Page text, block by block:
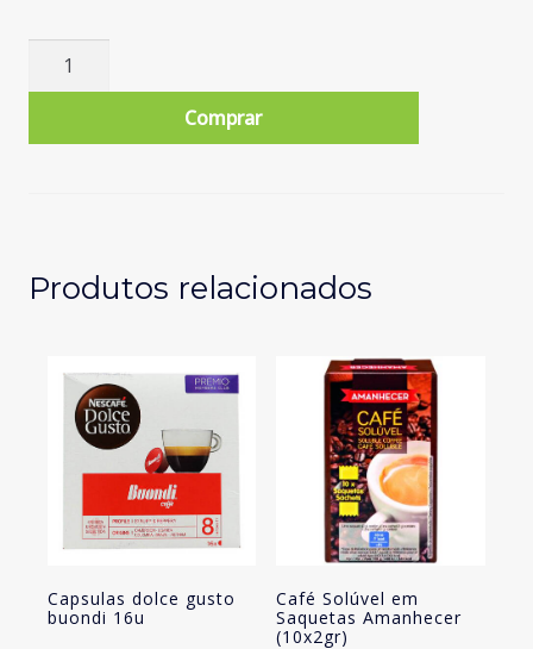
Quantidade
café
c/nespresso
Comprar
Produtos relacionados
Capsulas dolce gusto
buondi 16u
Café Solúvel em
Saquetas Amanhecer
(10x2gr)